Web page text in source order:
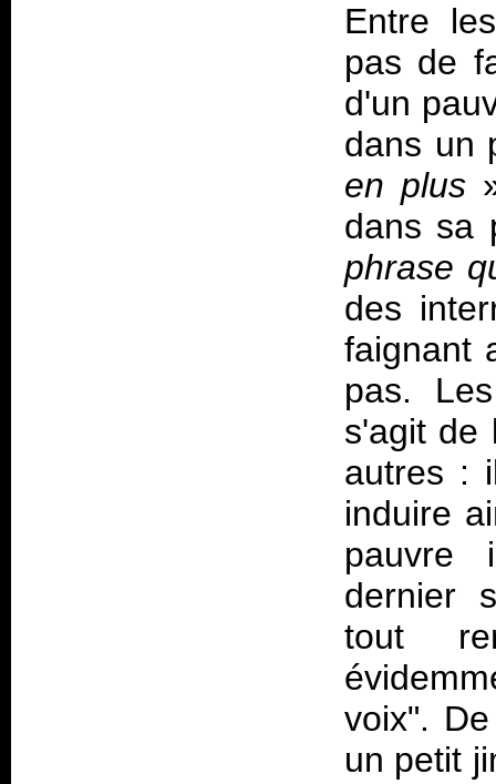
Entre
pas de
d'un
dans un
en plus
dans sa
phrase
des
faignant
pas.
s'agit de
autres :
induire
pauvre
dernier
tout
voix".
un petit